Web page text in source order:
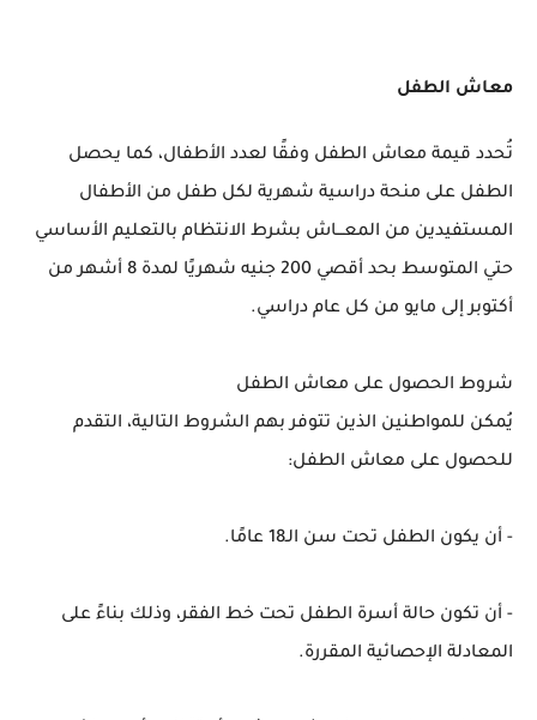
معاش الطفل
تُحدد قيمة معاش الطفل وفقًا لعدد الأطفال، كما يحصل
الطفل على منحة دراسية شهرية لكل طفل من الأطفال
المستفيدين من المعـــاش بشرط الانتظام بالتعليم الأساسي
حتي المتوسط بحد أقصي 200 جنيه شهريًا لمدة 8 أشهر من
أكتوبر إلى مايو من كل عام دراسي.
شروط الحصول على معاش الطفل
يُمكن للمواطنين الذين تتوفر بهم الشروط التالية، التقدم
للحصول على معاش الطفل:
- أن يكون الطفل تحت سن الـ18 عامًا.
- أن تكون حالة أسرة الطفل تحت خط الفقر، وذلك بناءً على
المعادلة الإحصائية المقررة.